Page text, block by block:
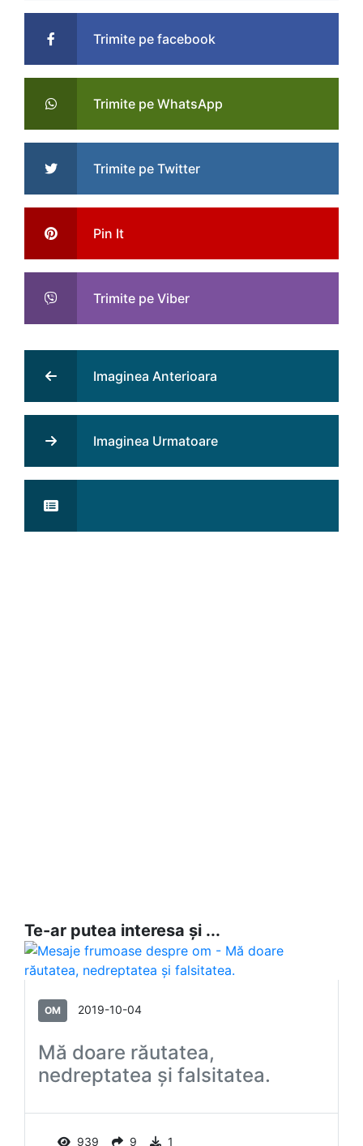
Trimite pe facebook
Trimite pe WhatsApp
Trimite pe Twitter
Pin It
Trimite pe Viber
Imaginea Anterioara
Imaginea Urmatoare
Te-ar putea interesa și ...
OM 2019-10-04
Mă doare răutatea,
nedreptatea și falsitatea.
939 9 1